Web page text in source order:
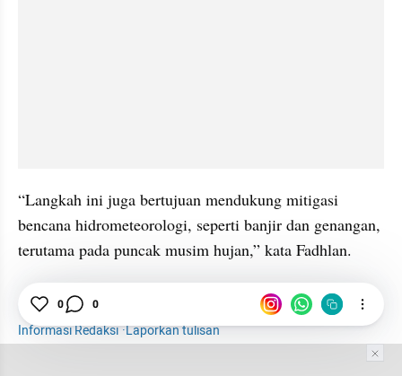
“Langkah ini juga bertujuan mendukung mitigasi
bencana hidrometeorologi, seperti banjir dan genangan,
terutama pada puncak musim hujan,” kata Fadhlan.
Jateng Hujan
BPBD
Informasi Redaksi·Laporkan tulisan
0 0